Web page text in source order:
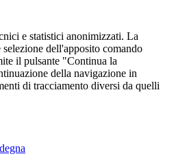
e statistici anonimizzati. La
dell'apposito comando
il pulsante "Continua la
della navigazione in
di tracciamento diversi da quelli